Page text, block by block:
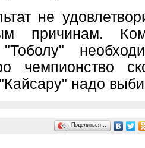
не
причинам.
чемпионство
надо
Поделиться…